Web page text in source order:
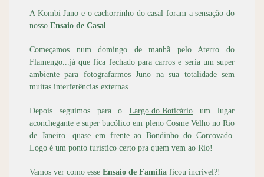
A Kombi Juno e o cachorrinho do casal foram a sensação do
nosso Ensaio de Casal
Começamos num domingo de manhã pelo Aterro do
Flamengo...já que fica fechado para carros e seria um super
ambiente para fotografarmos Juno na sua totalidade sem
muitas interferências externas...
Depois seguimos para oLargo do Boticário ...um lugar
aconchegante e super bucólico em pleno Cosme Velho no Rio
de Janeiro...quase em frente ao Bondinho do Corcovado.
Logo é um ponto turístico certo pra quem vem ao Rio!
Vamos ver como esse Ensaio de Família ficou incrível?!